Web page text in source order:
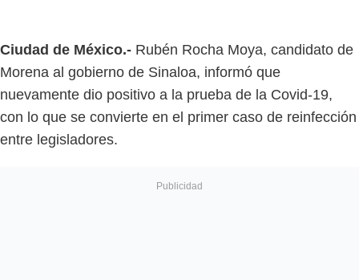
Ciudad de México.- Rubén Rocha Moya, candidato de
Morena al gobierno de Sinaloa, informó que
nuevamente dio positivo a la prueba de la Covid-19,
con lo que se convierte en el primer caso de reinfección
entre legisladores.